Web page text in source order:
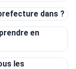
dans ?
en
les